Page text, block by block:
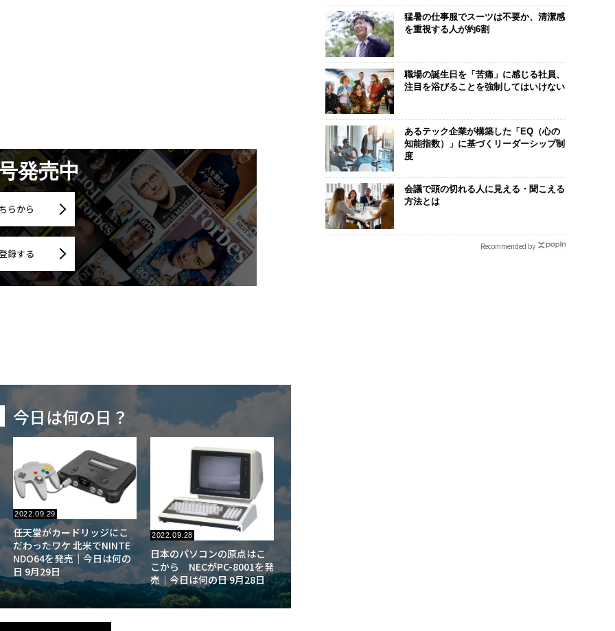
発売中
らから
録する
今日は何の日？
2022.09.29 176
任天堂がカードリッジにこ
だわったワケ 北米でNINTE
NDO64を発売｜今日は何の
日 9月29日
2022.09.28 175
日本のパソコンの原点はこ
こから NECがPC-8001を発
売｜今日は何の日 9月28日
猛暑の仕事服でスーツは不要か、清潔感
を重視する人が約6割
職場の誕生日を「苦痛」に感じる社員、
注目を浴びることを強制してはいけない
あるテック企業が構築した「EQ（心の
知能指数）」に基づくリーダーシップ制
度
会議で頭の切れる人に見える・聞こえる
方法とは
Recommended by